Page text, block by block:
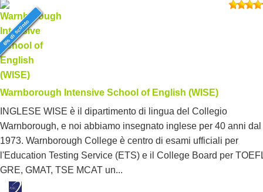
6% di sconto
Warnborough Intensive School of English (WISE)
INGLESE WISE è il dipartimento di lingua del Collegio
Warnborough, e noi abbiamo insegnato inglese per 40 anni dal
1973. Warnborough College è centro di esami ufficiali per
l'Education Testing Service (ETS) e il College Board per
GRE, GMAT, TSE MCAT un...